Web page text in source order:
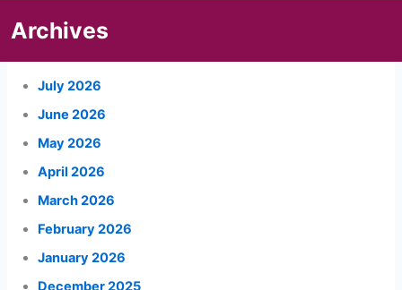
Archives
July 2026
June 2026
May 2026
April 2026
March 2026
February 2026
January 2026
December 2025